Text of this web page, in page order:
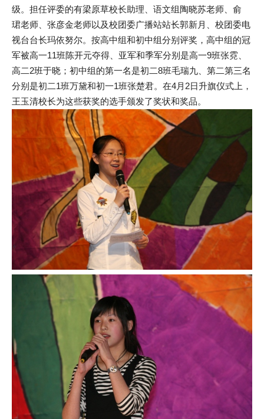
级。担任评委的有梁原草校长助理、语文组陶晓苏老师、俞
珺老师、张彦金老师以及校团委广播站站长郭新月、校团委电
视台台长玛依努尔。按高中组和初中组分别评奖，高中组的冠
军被高一11班陈开元夺得、亚军和季军分别是高一9班张霓、
高二2班于晓；初中组的第一名是初二8班毛瑞九、第二第三名
分别是初二1班万黛和初一1班张楚君。在4月2日升旗仪式上，
王玉清校长为这些获奖的选手颁发了奖状和奖品。